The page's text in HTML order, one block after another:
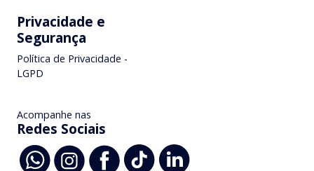
Privacidade e
Segurança
Política de Privacidade -
LGPD
Acompanhe nas
Redes Sociais